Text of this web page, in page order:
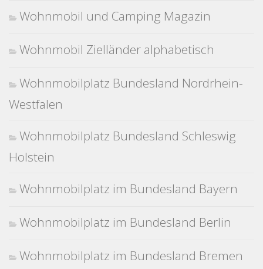
Wohnmobil und Camping Magazin
Wohnmobil Zielländer alphabetisch
Wohnmobilplatz Bundesland Nordrhein-
Westfalen
Wohnmobilplatz Bundesland Schleswig
Holstein
Wohnmobilplatz im Bundesland Bayern
Wohnmobilplatz im Bundesland Berlin
Wohnmobilplatz im Bundesland Bremen